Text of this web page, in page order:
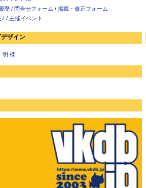
歴 / 問合せフォーム / 掲載・修正フォーム
/ 主催イベント
ザイン
明 様